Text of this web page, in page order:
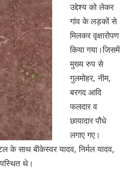
उद्देश्य को लेकर
गांव के लड़कों से
मिलकर वृक्षारोपण
किया गया।जिसमें
मुख्य रुप से
गुलमोहर, नीम,
बरगद आदि
फलदार व
छायादार पौधे
लगाए गए।
के साथ बीकेस्वर यादव, निर्मल यादव,
थे।